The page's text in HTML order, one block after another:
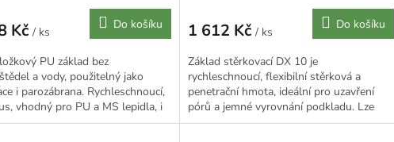
Kč / ks
Do košíku
PU základ bez
a vody, použitelný jako
i parozábrana. Rychleschnoucí,
vhodný pro PU a MS lepidla, i
nábytek.
1 612 Kč / ks
cena:
Do košíku
Základ stěrkovací DX 10 je
rychleschnoucí, flexibilní stěrková a
penetrační hmota, ideální pro uzavření
pórů a jemné vyrovnání podkladu. Lze
stáhnout do nulové tloušťky a...